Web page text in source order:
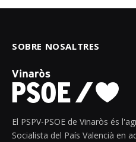
SOBRE NOSALTRES
El PSPV-PSOE de Vinaròs és
Socialista del País Valencià en